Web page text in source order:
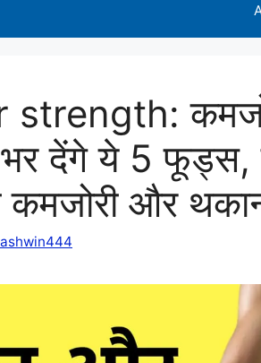
देंगे ये 5 फूड्स,
कमजोरी और